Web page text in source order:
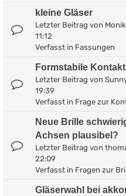
kleine Gläser
Letzter Beitrag von
11:12
Verfasst in Fassungen
Formstabile
Letzter Beitrag von
19:39
Verfasst in Frage zur
Neue Brille
Achsen plausibel?
Letzter Beitrag von
22:09
Verfasst in Fragen zur
Gläserwahl bei